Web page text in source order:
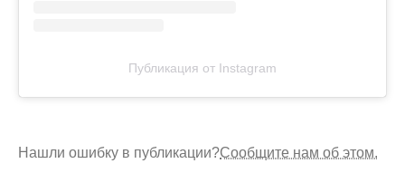
Публикация от Instagram
Нашли ошибку в публикации?Сообщите нам об этом.